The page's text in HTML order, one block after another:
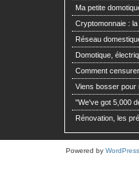
Ma petite
Cryptomonnaie :
Réseau
Domotique,
Comment
Viens bosser pour
"We've got 5,000
Rénovation, les
Powered by WordPress